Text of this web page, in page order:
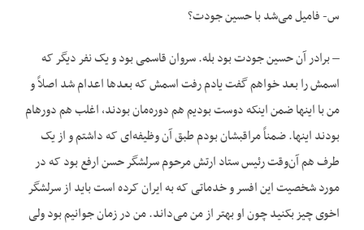
س- فامیل می‌شد با حسین جودت؟
– برادر آن حسین جودت بود بله. سروان قاسمی ‌بود و یک نفر دیگر که
اسمش را بعد خواهم گفت یادم رفت اسمش که بعدها اعدام شد اصلاً و
من با این‏ها ضمن اینکه دوست بودیم هم دوره‌مان بودند، اغلب هم دوره‏ام
بودند این‏ها. ضمناً مراقبشان بودم طبق آن وظیفه‌ای که داشتم و از یک
طرف هم آن‌وقت رئیس ستاد ارتش مرحوم سرلشگر حسن ارفع بود که در
مورد شخصیت این افسر و خدماتی که به ایران کرده است باید از سرلشگر
اخوی چیز بکنید چون او بهتر از من می‌داند. من در زمان جوانیم بود ولی